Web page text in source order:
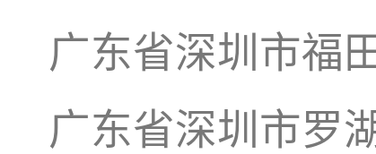
广东省深圳市福
广东省深圳市罗